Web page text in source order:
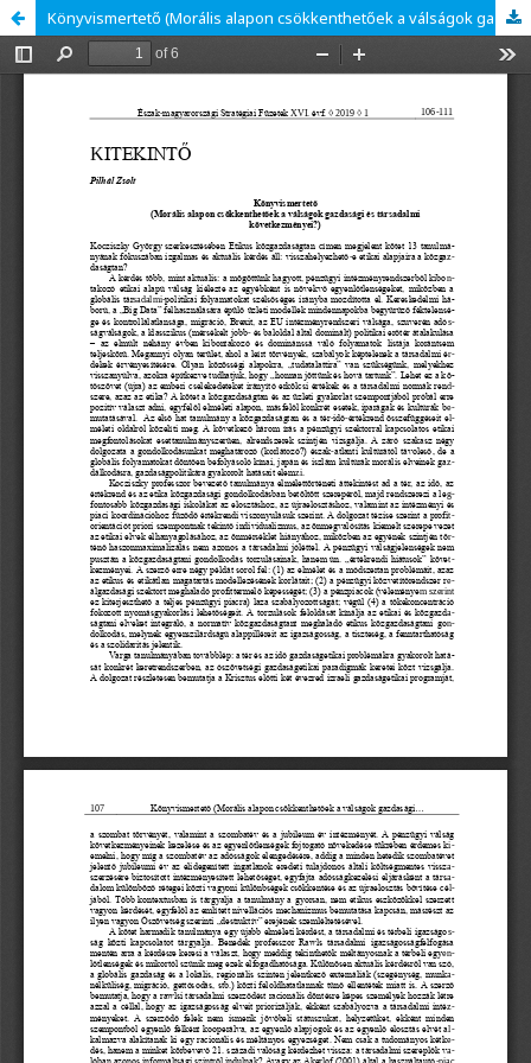
Könyvismertető (Morális alapon csökkenthetőek a válságok gazdasági és társadalmi következményei?)